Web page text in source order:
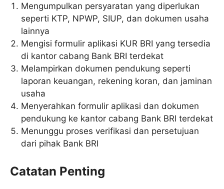
Mengumpulkan persyaratan yang diperlukan
seperti KTP, NPWP, SIUP, dan dokumen usaha
lainnya
Mengisi formulir aplikasi KUR BRI yang tersedia
di kantor cabang Bank BRI terdekat
Melampirkan dokumen pendukung seperti
laporan keuangan, rekening koran, dan jaminan
usaha
Menyerahkan formulir aplikasi dan dokumen
pendukung ke kantor cabang Bank BRI terdekat
Menunggu proses verifikasi dan persetujuan
dari pihak Bank BRI
Catatan Penting